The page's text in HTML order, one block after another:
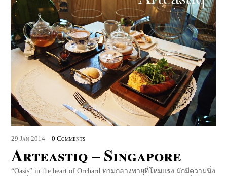
29 Jan 2014 0 Comments
Arteastiq – Singapore
“Oasis” in the heart of Orchard ท่ามกลางพายุที่โหมแรง มักมีความนิ่ง